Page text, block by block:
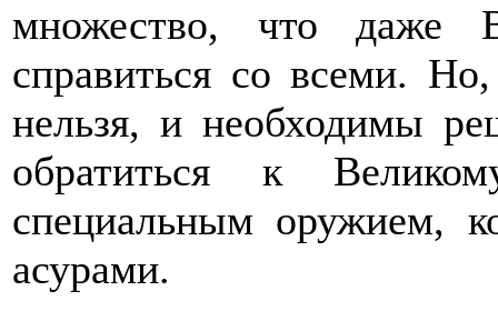
множество, что
справиться со всеми.
нельзя, и необходимы
обратиться к
специальным оружием,
асурами.